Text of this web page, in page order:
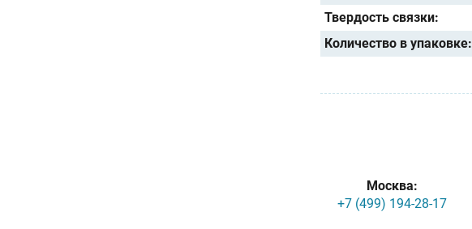
Твердость связки:
Количество в упаковке:
Москва:
+7 (499) 194-28-17